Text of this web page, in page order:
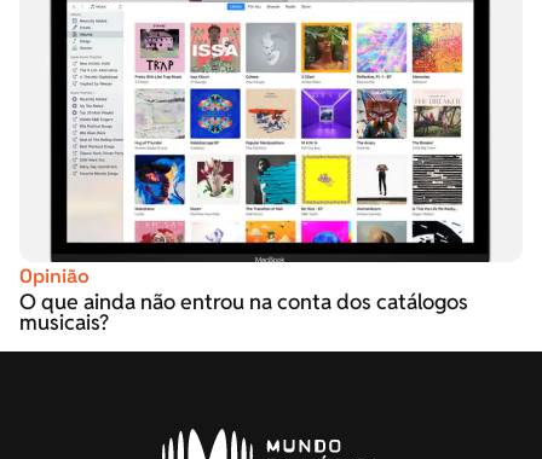
Opinião
O que ainda não entrou na conta dos catálogos
musicais?